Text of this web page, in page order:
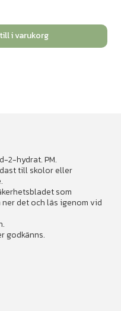
i varukorg
2-hydrat. PM.
till skolor eller
som
det och läs igenom vid
godkänns.